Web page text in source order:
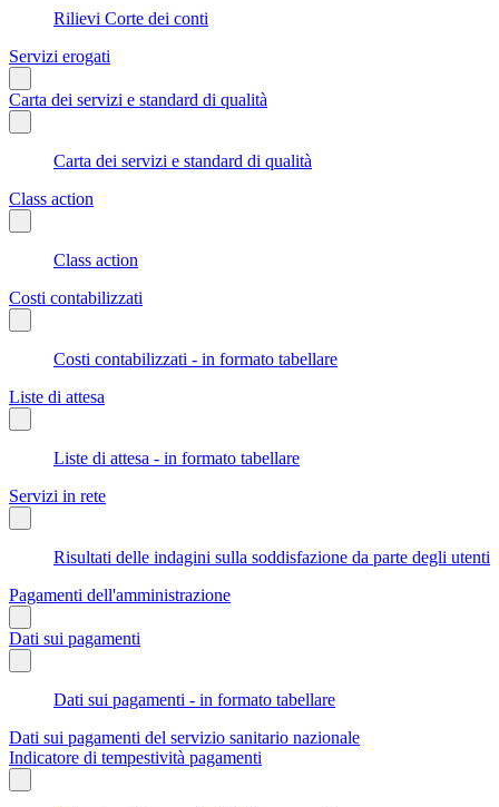
Rilievi Corte dei conti
Servizi erogati
Carta dei servizi e standard di qualità
Carta dei servizi e standard di qualità
Class action
Class action
Costi contabilizzati
Costi contabilizzati - in formato tabellare
Liste di attesa
Liste di attesa - in formato tabellare
Servizi in rete
Risultati delle indagini sulla soddisfazione da parte degli utenti
Pagamenti dell'amministrazione
Dati sui pagamenti
Dati sui pagamenti - in formato tabellare
Dati sui pagamenti del servizio sanitario nazionale
Indicatore di tempestività pagamenti